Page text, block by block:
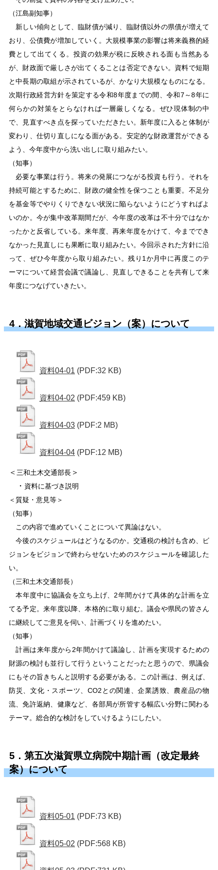
（江島副知事）
新しい傾向として、臨財債が減り、臨財債以外の県債が増えて
おり、公債費が増加していく。大規模事業の影響は将来義務的経
費として出てくる。投資の効果が税に反映される面も当然ある
が、財政面で厳しさが出てくることは否定できない。資料で短期
と中長期の取組が示されているが、かなり大規模なものになる。
次期行政経営方針を策定する令和8年度までの間、令和7～8年に
何らかの対策をとらなければ一層厳しくなる。ぜひ現体制の中
で、見直すべき点を探っていただきたい。新年度に入ると体制が
変わり、仕切り直しになる面がある。安定的な財政運営ができる
よう、今年度中から洗い出しに取り組みたい。
（知事）
必要な事業は行う。将来の発展につながる投資も行う。それを
持続可能とするために、財政の健全性を保つことも重要。不足分
を基金等でやりくりできない状況に陥らないようにどうすればよ
いのか。今が集中改革期間だが、今年度の改革は不十分ではなか
ったかと反省している。来年度、再来年度をかけて、今まででき
なかった見直しにも果断に取り組みたい。今回示された方針に沿
って、ぜひ今年度から取り組みたい。残り1か月中に再度このテ
ーマについて経営会議で議論し、見直しできることを共有して来
年度につなげていきたい。
4．滋賀地域交通ビジョン（案）について
資料04-01 (PDF:32 KB)
資料04-02 (PDF:459 KB)
資料04-03 (PDF:2 MB)
資料04-04 (PDF:12 MB)
＜ 三和土木交通部長 ＞
・ 資料に基づき説明
＜質疑・意見等＞
（知事）
この内容で進めていくことについて異論はない。
今後のスケジュールはどうなるのか。交通税の検討も含め、ビ
ジョンをビジョンで終わらせないためのスケジュールを確認した
い。
（三和土木交通部長）
本年度中に協議会を立ち上げ、2年間かけて具体的な計画を立
てる予定。来年度以降、本格的に取り組む。議会や県民の皆さん
に継続してご意見を伺い、計画づくりを進めたい。
（知事）
計画は来年度から2年間かけて議論し、計画を実現するための
財源の検討も並行して行うということだったと思うので、県議会
にもその旨きちんと説明する必要がある。この計画は、例えば、
防災、文化・スポーツ、CO2との関連、企業誘致、農産品の物
流、免許返納、健康など、各部局が所管する幅広い分野に関わる
テーマ。総合的な検討をしていけるようにしたい。
5．第五次滋賀県立病院中期計画（改定最終
案）について
資料05-01 (PDF:73 KB)
資料05-02 (PDF:568 KB)